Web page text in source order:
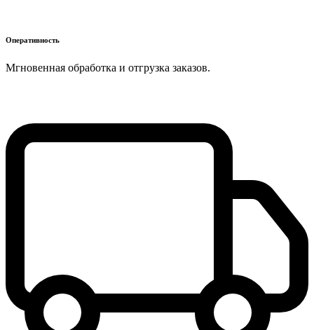
Оперативность
Мгновенная обработка и отгрузка заказов.